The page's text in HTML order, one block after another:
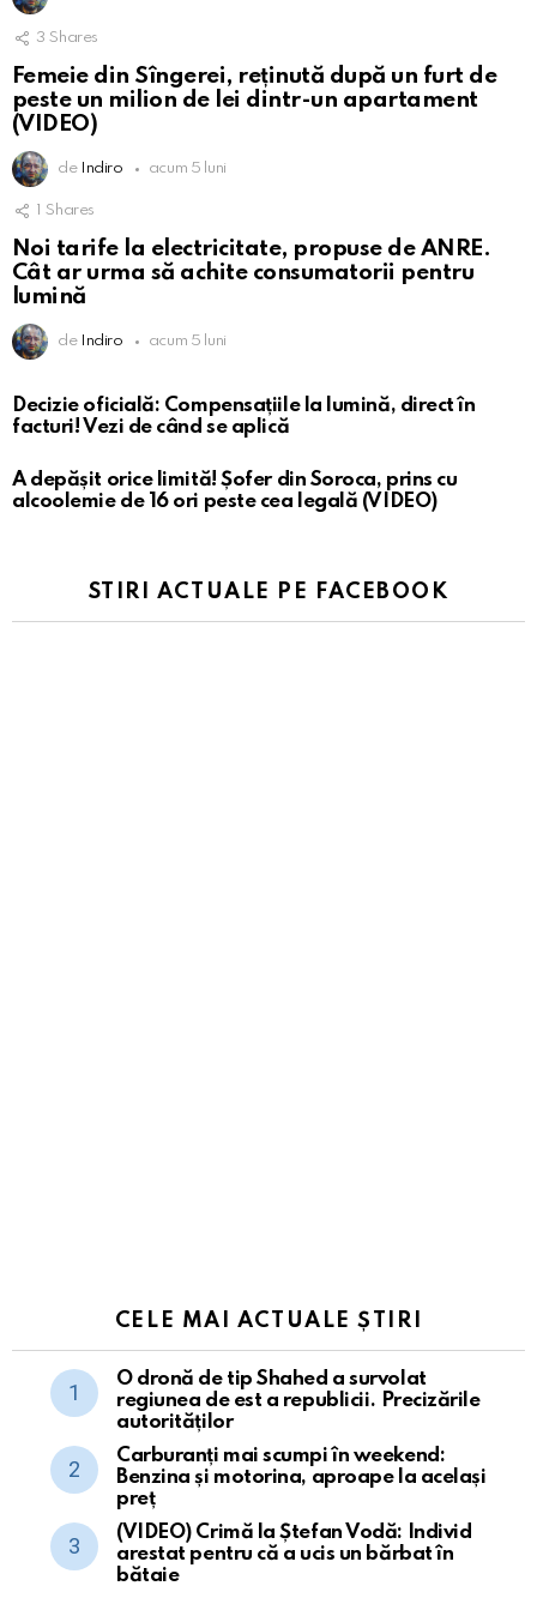
3 Shares
Femeie din Sîngerei, reținută după un furt de
peste un milion de lei dintr-un apartament
(VIDEO)
de Indiro acum 5 luni
Shares
Noi tarife la electricitate, propuse de ANRE.
Cât ar urma să achite consumatorii pentru
lumină
de Indiro acum 5 luni
Decizie oficială: Compensațiile la lumină, direct în
facturi! Vezi de când se aplică
A depășit orice limită! Șofer din Soroca, prins cu
alcoolemie de 16 ori peste cea legală (VIDEO)
STIRI ACTUALE PE FACEBOOK
CELE MAI ACTUALE ȘTIRI
O dronă de tip Shahed a survolat
regiunea de est a republicii. Precizările
autorităților
Carburanți mai scumpi în weekend:
Benzina și motorina, aproape la același
preț
(VIDEO) Crimă la Ștefan Vodă: Individ
arestat pentru că a ucis un bărbat în
bătaie